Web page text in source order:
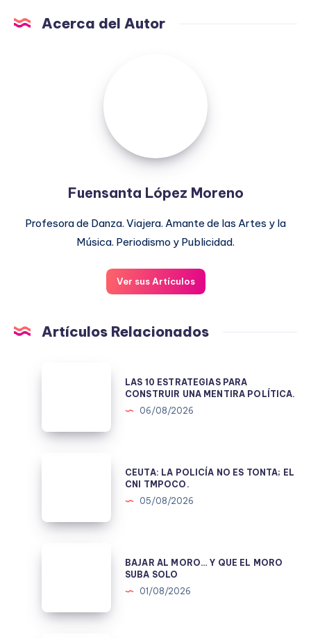
Acerca del Autor
Fuensanta López Moreno
Profesora de Danza. Viajera. Amante de las Artes y la
Música. Periodismo y Publicidad.
Ver sus Artículos
Artículos Relacionados
CONSTRUIR
LAS 10 ESTRATEGIAS PARA
CONSTRUIR UNA MENTIRA POLÍTICA.
06/08/2026
ES
CEUTA: LA POLICÍA NO ES TONTA; EL
CNI TMPOCO.
05/08/2026
QUE
BAJAR AL MORO… Y QUE EL MORO
SUBA SOLO
01/08/2026